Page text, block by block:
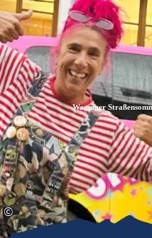
©
Waginger